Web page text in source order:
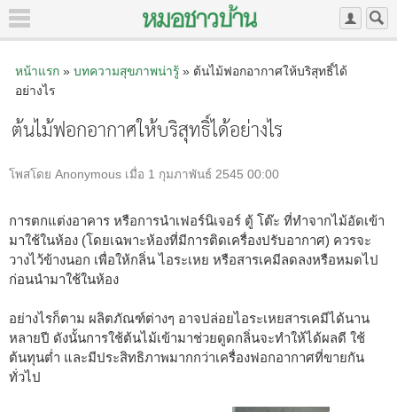
หน้าแรก» บทความสุขภาพน่ารู้» ต้นไม้ฟอกอากาศให้บริสุทธิ์ได้
อย่างไร
ต้นไม้ฟอกอากาศให้บริสุทธิ์ได้อย่างไร
โพสโดย Anonymous เมื่อ 1 กุมภาพันธ์ 2545 00:00
การตกแต่งอาคาร หรือการนำเฟอร์นิเจอร์ ตู้ โต๊ะ ที่ทำจากไม้อัดเข้า
มาใช้ในห้อง (โดยเฉพาะห้องที่มีการติดเครื่องปรับอากาศ) ควรจะ
วางไว้ข้างนอก เพื่อให้กลิ่น ไอระเหย หรือสารเคมีลดลงหรือหมดไป
ก่อนนำมาใช้ในห้อง
อย่างไรก็ตาม ผลิตภัณฑ์ต่างๆ อาจปล่อยไอระเหยสารเคมีได้นาน
หลายปี ดังนั้นการใช้ต้นไม้เข้ามาช่วยดูดกลิ่นจะทำให้ได้ผลดี ใช้
ต้นทุนต่ำ และมีประสิทธิภาพมากกว่าเครื่องฟอกอากาศที่ขายกัน
ทั่วไป